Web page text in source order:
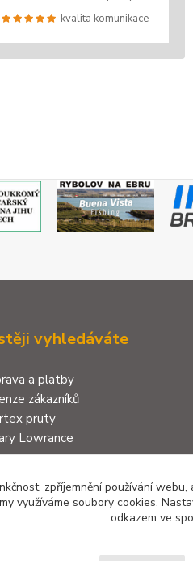
kvalita komunikace
vyhledáváte
a platby
zákazníků
pruty
Lowrance
na sumce
nebo reklamovat zboží
zpříjemnění používání
využíváme soubory cookies.
odkazem ve